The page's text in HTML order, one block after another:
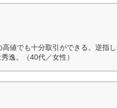
値でも十分取引ができる。逆指
逸。（40代／女性）